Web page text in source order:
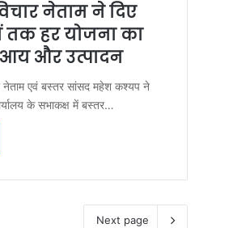
नेताम ने दिए
तक हर योजना का
और उत्पादन
नेताम एवं बस्तर सांसद महेश कश्यप ने
के सभाकक्ष में बस्तर…
Next page